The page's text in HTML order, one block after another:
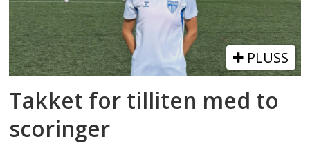
PLUSS
Takket for tilliten med to
scoringer